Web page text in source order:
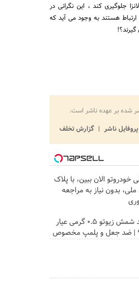
جلوگیری کند ، این نگرانی در
هستند به وجود می آید که
شده بر عهده ناشر است.
پروفایل ناشر
گزارش تخلف
خودروتو الان ببین، با پلاک
بدون نیاز به مراجعه
خرید شمش زیوتو ۰.۵ گرمی عیار